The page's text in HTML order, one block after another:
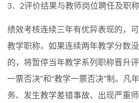
3．2评价结果与教师岗位聘任及职
绩效考核连续三年有优异表现的，
教学职称。如果连续两年教学分数
的，将暂停当年教学系列职称晋升
一票否决”和“教学一票否决”制。凡
务、发生教学差错事故、出现严重